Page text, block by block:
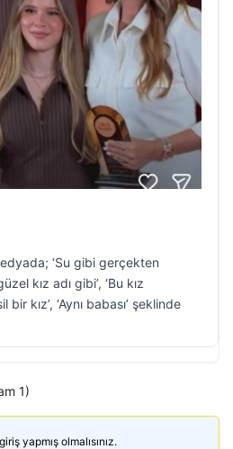
‘Su gibi gerçekten
kız adı gibi’, ‘Bu kız
kız’, ‘Aynı babası’ şeklinde
1)
yapmış olmalısınız.